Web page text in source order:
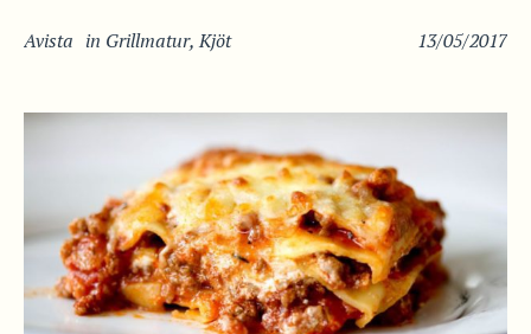
13/05/2017
Avista in Grillmatur,Kjöt